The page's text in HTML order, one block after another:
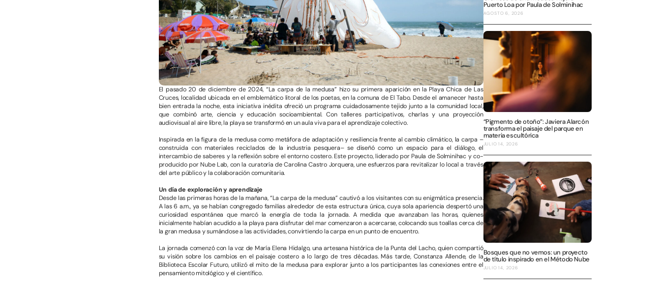
El pasado 20 de diciembre de 2024, “La carpa de la medusa” hizo su primera aparición en la Playa Chica de Las
Cruces, localidad ubicada en el emblemático litoral de los poetas, en la comuna de El Tabo. Desde el amanecer hasta
bien entrada la noche, esta iniciativa inédita ofreció un programa cuidadosamente tejido junto a la comunidad local,
que combinó arte, ciencia y educación socioambiental. Con talleres participativos, charlas y una proyección
audiovisual al aire libre, la playa se transformó en un aula viva para el aprendizaje colectivo.
Inspirada en la figura de la medusa como metáfora de adaptación y resiliencia frente al cambio climático, la carpa –
construida con materiales reciclados de la industria pesquera– se diseñó como un espacio para el diálogo, el
intercambio de saberes y la reflexión sobre el entorno costero. Este proyecto, liderado por Paula de Solminihac y co-
producido por Nube Lab, con la curatoría de Carolina Castro Jorquera, une esfuerzos para revitalizar lo local a través
del arte público y la colaboración comunitaria.
Un día de exploración y aprendizaje
Desde las primeras horas de la mañana, “La carpa de la medusa” cautivó a los visitantes con su enigmática presencia.
A las 6 a.m., ya se habían congregado familias alrededor de esta estructura única, cuya sola apariencia despertó una
curiosidad espontánea que marcó la energía de toda la jornada. A medida que avanzaban las horas, quienes
inicialmente habían acudido a la playa para disfrutar del mar comenzaron a acercarse, colocando sus toallas cerca de
la gran medusa y sumándose a las actividades, convirtiendo la carpa en un punto de encuentro.
La jornada comenzó con la voz de María Elena Hidalgo, una artesana histórica de la Punta del Lacho, quien compartió
su visión sobre los cambios en el paisaje costero a lo largo de tres décadas. Más tarde, Constanza Allende, de la
Biblioteca Escolar Futuro, utilizó el mito de la medusa para explorar junto a los participantes las conexiones entre el
pensamiento mitológico y el científico.
Puerto Loa por Paula de Solminihac
AGOSTO 6, 2026
“Pigmento de otoño”: Javiera Alarcón
transforma el paisaje del parque en
materia escultórica
JULIO 14, 2026
Bosques que no vemos: un proyecto
de título inspirado en el Método Nube
JULIO 14, 2026